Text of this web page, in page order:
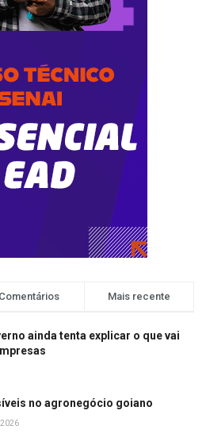
Comentários Mais recente
ainda tenta explicar o que vai
no agronegócio goiano
2026